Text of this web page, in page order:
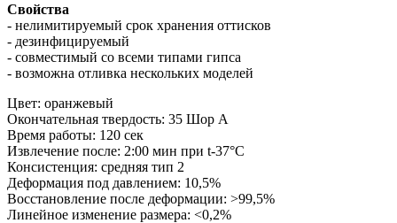
Свойства
- нелимитируемый срок хранения оттисков
- дезинфицируемый
- совместимый со всеми типами гипса
- возможна отливка нескольких моделей
Цвет: оранжевый
Окончательная твердость: 35 Шор А
Время работы: 120 сек
Извлечение после: 2:00 мин при t-37°C
Консистенция: средняя тип 2
Деформация под давлением: 10,5%
Восстановление после деформации: >99,5%
Линейное изменение размера: <0,2%